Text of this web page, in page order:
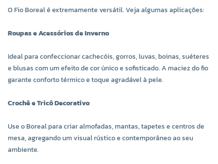
R$ 24,00 UNIDADE
- +
R$ 24,00 UNIDADE
-
O Fio Boreal é extremamente versátil. Veja algumas aplicações:
Roupas e Acessórios de Inverno
Ideal para confeccionar cachecóis, gorros, luvas, boinas, suéteres
e blusas com um efeito de cor único e sofisticado. A maciez do fio
garante conforto térmico e toque agradável à pele.
Crochê e Tricô Decorativo
Use o Boreal para criar almofadas, mantas, tapetes e centros de
mesa, agregando um visual rústico e contemporâneo ao seu
ambiente.